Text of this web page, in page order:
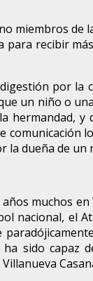
miembros
recibir
por
un niño o
dueña de un
muchos
nacional,
sido capaz